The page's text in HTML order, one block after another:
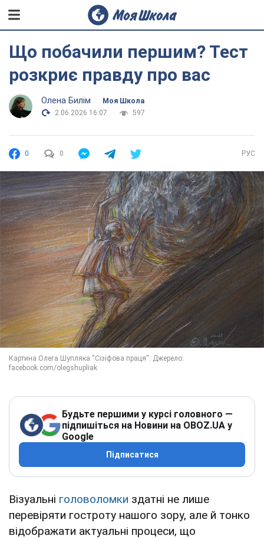
Що побачили першим? Тест
розкриє правду про вас
Олена Билім
Моя Школа
2.06.2026 16:07
597
0 0 РУС
Будьте першими у курсі головного —
підпишіться на Новини на OBOZ.UA у
Google
Підписатися
Візуальні головоломки здатні не лише
перевіряти гостроту нашого зору, але й тонко
відображати актуальні процеси, що